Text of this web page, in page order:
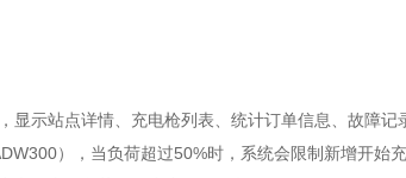
显示站点详情、充电枪列表、统计订单信息、故障
），当负荷超过50%时，系统会限制新增开始